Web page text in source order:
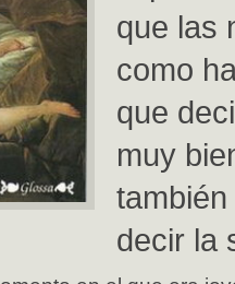
que las
como
que
muy
decir la